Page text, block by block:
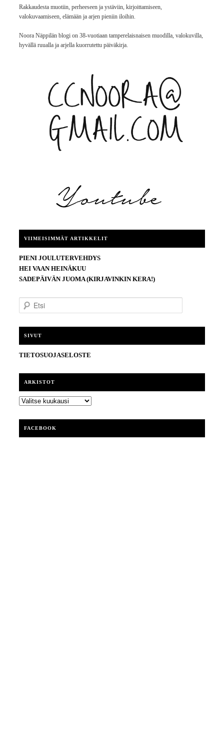
Rakkaudesta muotiin, perheeseen ja ystäviin, kirjoittamiseen,
valokuvaamiseen, elämään ja arjen pieniin iloihin.
Noora Näppilän blogi on 38-vuotiaan tamperelaisnaisen muodilla, valokuvilla,
hyvällä ruualla ja arjella kuorrutettu päiväkirja.
VIIMEISIMMÄT ARTIKKELIT
PIENI JOULUTERVEHDYS
HEI VAAN HEINÄKUU
SADEPÄIVÄN JUOMA (KIRJAVINKIN KERA!)
t
SIVUT
TIETOSUOJASELOSTE
ARKISTOT
ARKISTOT
FACEBOOK